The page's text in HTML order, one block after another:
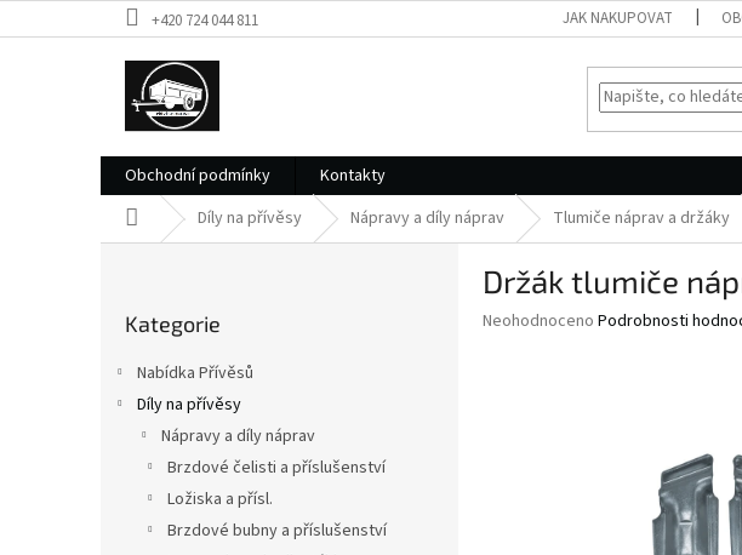
na
+420 724 044 811 JAK NAKUPOVAT
Obchodní podmínky
Kontakty
Domů Díly na přívěsy Nápravy a díly náprav Tlumiče náprav a držáky
kategorie
Kategorie
Nabídka Přívěsů
Díly na přívěsy
Nápravy a díly náprav
Brzdové čelisti a příslušenství
Ložiska a přísl.
Brzdové bubny a příslušenství
Držák tlumiče
Průměrné
Neohodnoceno Podrobnosti